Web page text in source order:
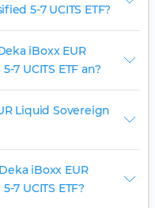
5-7 UCITS ETF?
iBoxx EUR
7 UCITS ETF an?
Liquid Sovereign
iBoxx EUR
7 UCITS ETF?